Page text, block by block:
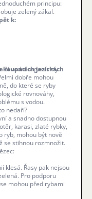
principu:
zelený zákal.
k:
vodní organismy.
jezírkách
dobře mohou
do které se ryby
rovnováhy,
s vodou.
nedaří?
a snadno dostupnou
karasi, zlaté rybky,
ryb, mohou být nově
se stihnou rozmnožit.
klesá. Řasy pak nejsou
Pro podporu
mohou před rybami